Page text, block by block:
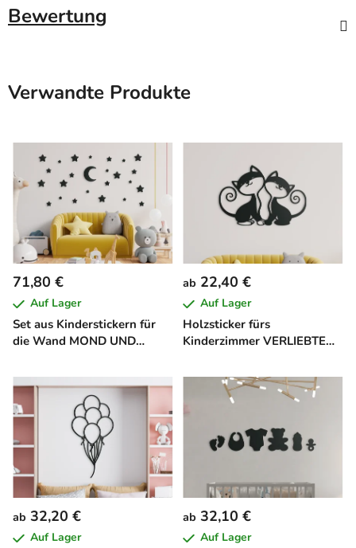
Bewertung
Verwandte Produkte
Set aus Kinderstickern für
die Wand MOND UND
71,80 €
Auf Lager
Holzsticker fürs
Kinderzimmer VERLIEBTE
ab 22,40 €
Auf Lager
ab 32,20 €
Auf Lager
ab 32,10 €
Auf Lager